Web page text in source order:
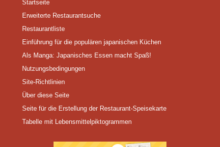
Startseite
Erweiterte Restaurantsuche
Restaurantliste
Einführung für die populären japanischen Küchen
Als Manga: Japanisches Essen macht Spaß!
Nutzungsbedingungen
Site-Richtlinien
Über diese Seite
Seite für die Erstellung der Restaurant-Speisekarte
Tabelle mit Lebensmittelpiktogrammen